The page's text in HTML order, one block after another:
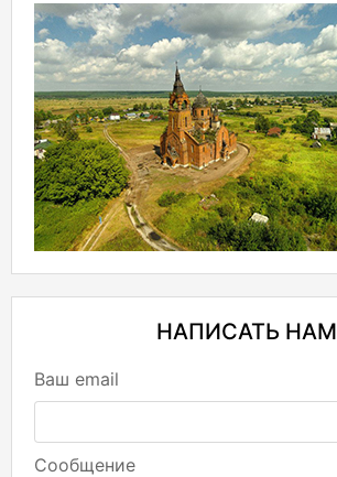
НАПИСАТЬ НАМ
Ваш email
Сообщение